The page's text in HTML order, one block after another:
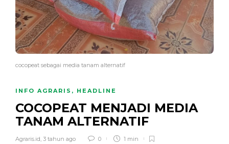
cocopeat sebagai media tanam alternatif
INFO AGRARIS , HEADLINE
COCOPEAT MENJADI MEDIA
TANAM ALTERNATIF
Agraris.id, 3 tahun ago 0 1 min